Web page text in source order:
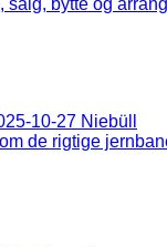
10-27 Niebüll
de rigtige